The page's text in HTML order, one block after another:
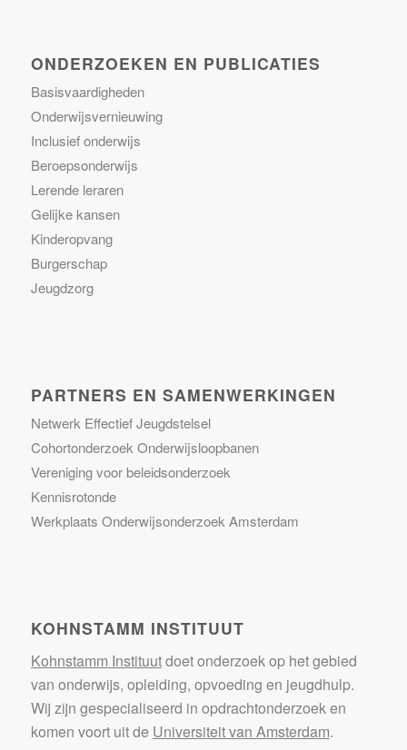
ONDERZOEKEN EN PUBLICATIES
Basisvaardigheden
Onderwijsvernieuwing
Inclusief onderwijs
Beroepsonderwijs
Lerende leraren
Gelijke kansen
Kinderopvang
Burgerschap
Jeugdzorg
PARTNERS EN SAMENWERKINGEN
Netwerk Effectief Jeugdstelsel
Cohortonderzoek Onderwijsloopbanen
Vereniging voor beleidsonderzoek
Kennisrotonde
Werkplaats Onderwijsonderzoek Amsterdam
KOHNSTAMM INSTITUUT
Kohnstamm Instituutdoet onderzoek op het gebied
van onderwijs, opleiding, opvoeding en jeugdhulp.
Wij zijn gespecialiseerd in opdrachtonderzoek en
komen voort uit de Universiteit van Amsterdam.